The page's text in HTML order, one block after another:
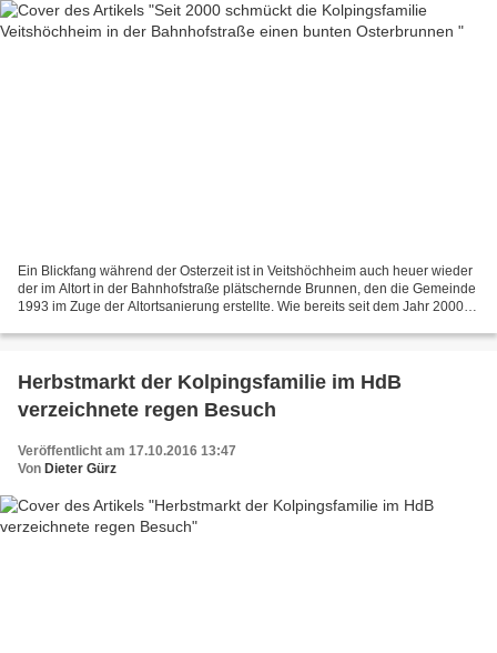
Ein Blickfang während der Osterzeit ist in Veitshöchheim auch heuer wieder
der im Altort in der Bahnhofstraße plätschernde Brunnen, den die Gemeinde
1993 im Zuge der Altortsanierung erstellte. Wie bereits seit dem Jahr 2000
Herbstmarkt der Kolpingsfamilie im HdB
verzeichnete regen Besuch
Veröffentlicht am 17.10.2016 13:47
Von Dieter Gürz